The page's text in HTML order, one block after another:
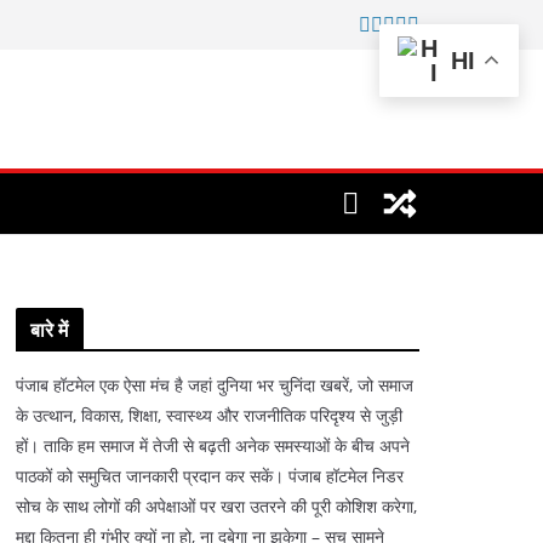
बारे में
पंजाब हॉटमेल एक ऐसा मंच है जहां दुनिया भर चुनिंदा खबरें, जो समाज
के उत्थान, विकास, शिक्षा, स्वास्थ्य और राजनीतिक परिदृश्य से जुड़ी
हों। ताकि हम समाज में तेजी से बढ़ती अनेक समस्याओं के बीच अपने
पाठकों को समुचित जानकारी प्रदान कर सकें। पंजाब हॉटमेल निडर
सोच के साथ लोगों की अपेक्षाओं पर खरा उतरने की पूरी कोशिश करेगा,
मुद्दा कितना ही गंभीर क्यों ना हो, ना दबेगा ना झुकेगा – सच सामने
HI